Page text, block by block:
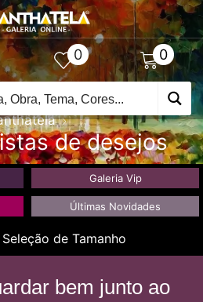
0 0
de desejos
Galeria Vip
Últimas Novidades
de Tamanho
bem junto ao